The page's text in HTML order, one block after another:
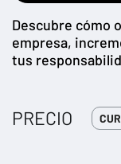
Descubre cómo
empresa,
tus
PRECIO